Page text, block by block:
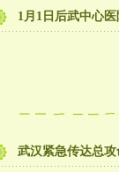
1月1日后武中心
武汉紧急传达总